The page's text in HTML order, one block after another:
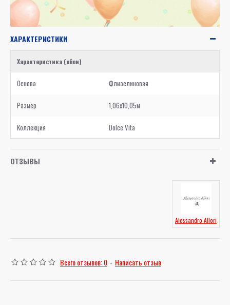
ХАРАКТЕРИСТИКИ
Характеристика (обои)
Основа Флизелиновая
Размер 1,06x10,05м
Коллекция Dolce Vita
ОТЗЫВЫ
Alessandro Allori
Всего отзывов: 0 - Написать отзыв